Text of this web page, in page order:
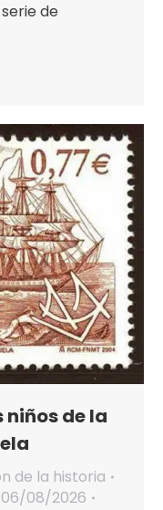
de
niños de la
de la historia
06/08/2026